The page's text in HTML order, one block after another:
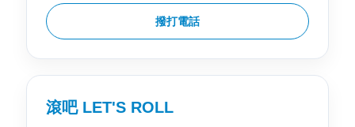
撥打電話
滾吧 LET'S ROLL